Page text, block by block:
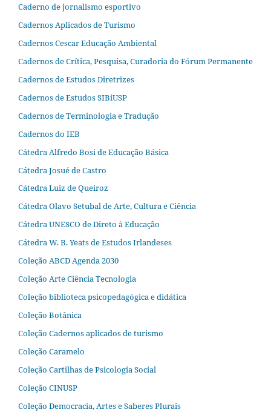
Caderno de jornalismo esportivo
Cadernos Aplicados de Turismo
Cadernos Cescar Educação Ambiental
Cadernos de Crítica, Pesquisa, Curadoria do Fórum Permanente
Cadernos de Estudos Diretrizes
Cadernos de Estudos SIBiUSP
Cadernos de Terminologia e Tradução
Cadernos do IEB
Cátedra Alfredo Bosi de Educação Básica
Cátedra Josué de Castro
Cátedra Luiz de Queiroz
Cátedra Olavo Setubal de Arte, Cultura e Ciência
Cátedra UNESCO de Direto à Educação
Cátedra W. B. Yeats de Estudos Irlandeses
Coleção ABCD Agenda 2030
Coleção Arte Ciência Tecnologia
Coleção biblioteca psicopedagógica e didática
Coleção Botânica
Coleção Cadernos aplicados de turismo
Coleção Caramelo
Coleção Cartilhas de Psicologia Social
Coleção CINUSP
Coleção Democracia, Artes e Saberes Plurais